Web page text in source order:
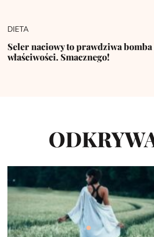
DIETA
Seler naciowy to prawdziwa
właściwości. Smacznego!